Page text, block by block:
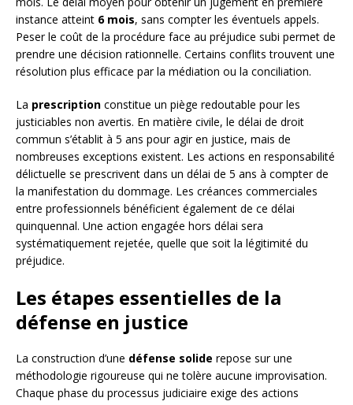
instance atteint 6 mois, sans compter les éventuels appels.
Peser le coût de la procédure face au préjudice subi permet de
prendre une décision rationnelle. Certains conflits trouvent une
résolution plus efficace par la médiation ou la conciliation.
La prescription constitue un piège redoutable pour les
justiciables non avertis. En matière civile, le délai de droit
commun s’établit à 5 ans pour agir en justice, mais de
nombreuses exceptions existent. Les actions en responsabilité
délictuelle se prescrivent dans un délai de 5 ans à compter de
la manifestation du dommage. Les créances commerciales
entre professionnels bénéficient également de ce délai
quinquennal. Une action engagée hors délai sera
systématiquement rejetée, quelle que soit la légitimité du
préjudice.
Les étapes essentielles de la
défense en justice
La construction d’une défense solide repose sur une
méthodologie rigoureuse qui ne tolère aucune improvisation.
Chaque phase du processus judiciaire exige des actions